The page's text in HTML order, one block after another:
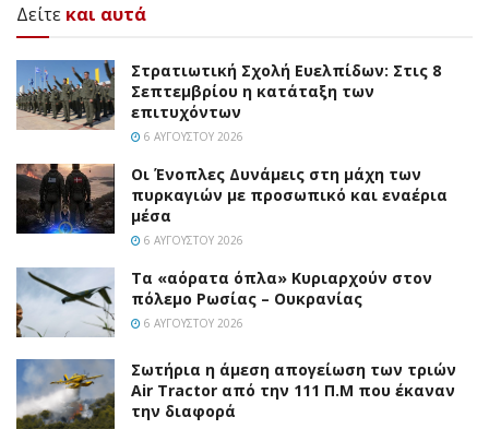
Δείτε και αυτά
Στρατιωτική Σχολή Ευελπίδων: Στις 8
Σεπτεμβρίου η κατάταξη των
επιτυχόντων
6 ΑΥΓΟΎΣΤΟΥ 2026
Οι Ένοπλες Δυνάμεις στη μάχη των
πυρκαγιών με προσωπικό και εναέρια
μέσα
6 ΑΥΓΟΎΣΤΟΥ 2026
Τα «αόρατα όπλα» Κυριαρχούν στον
πόλεμο Ρωσίας – Ουκρανίας
6 ΑΥΓΟΎΣΤΟΥ 2026
Σωτήρια η άμεση απογείωση των τριών
Air Tractor από την 111 Π.M που έκαναν
την διαφορά